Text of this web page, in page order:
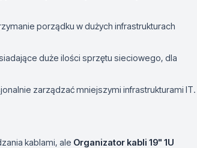
porządku w dużych infrastrukturach
duże ilości sprzętu sieciowego, dla
zarządzać mniejszymi infrastrukturami IT.
kablami, ale Organizator kabli 19" 1U